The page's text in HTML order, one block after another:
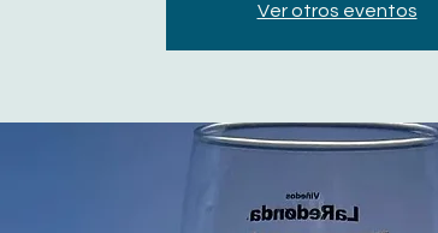
Ver otros eventos